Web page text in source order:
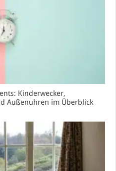
Kinderwecker,
Außenuhren im Überblick